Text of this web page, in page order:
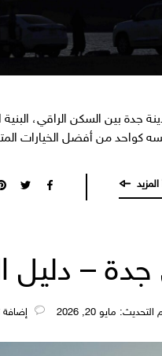
جدة بين السكن الراقي، البنية
كواحد من أفضل الخيارات
– دليل